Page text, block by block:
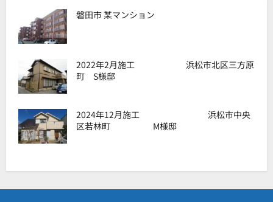
磐田市 某マンション
2022年2月施工 浜松市北区三方原
町 S様邸
2024年12月施工 浜松市中央
区若林町 M様邸